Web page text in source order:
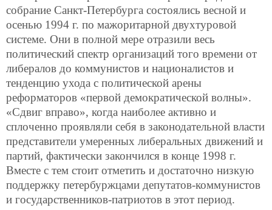
собрание Санкт-Петербурга состоялись весной и
осенью 1994 г. по мажоритарной двухтуровой
системе. Они в полной мере отразили весь
политический спектр организаций того времени от
либералов до коммунистов и националистов и
тенденцию ухода с политической арены
реформаторов «первой демократической волны».
«Сдвиг вправо», когда наиболее активно и
сплоченно проявляли себя в законодательной власти
представители умеренных либеральных движений и
партий, фактически закончился в конце 1998 г.
Вместе с тем стоит отметить и достаточно низкую
поддержку петербуржцами депутатов-коммунистов
и государственников-патриотов в этот период.